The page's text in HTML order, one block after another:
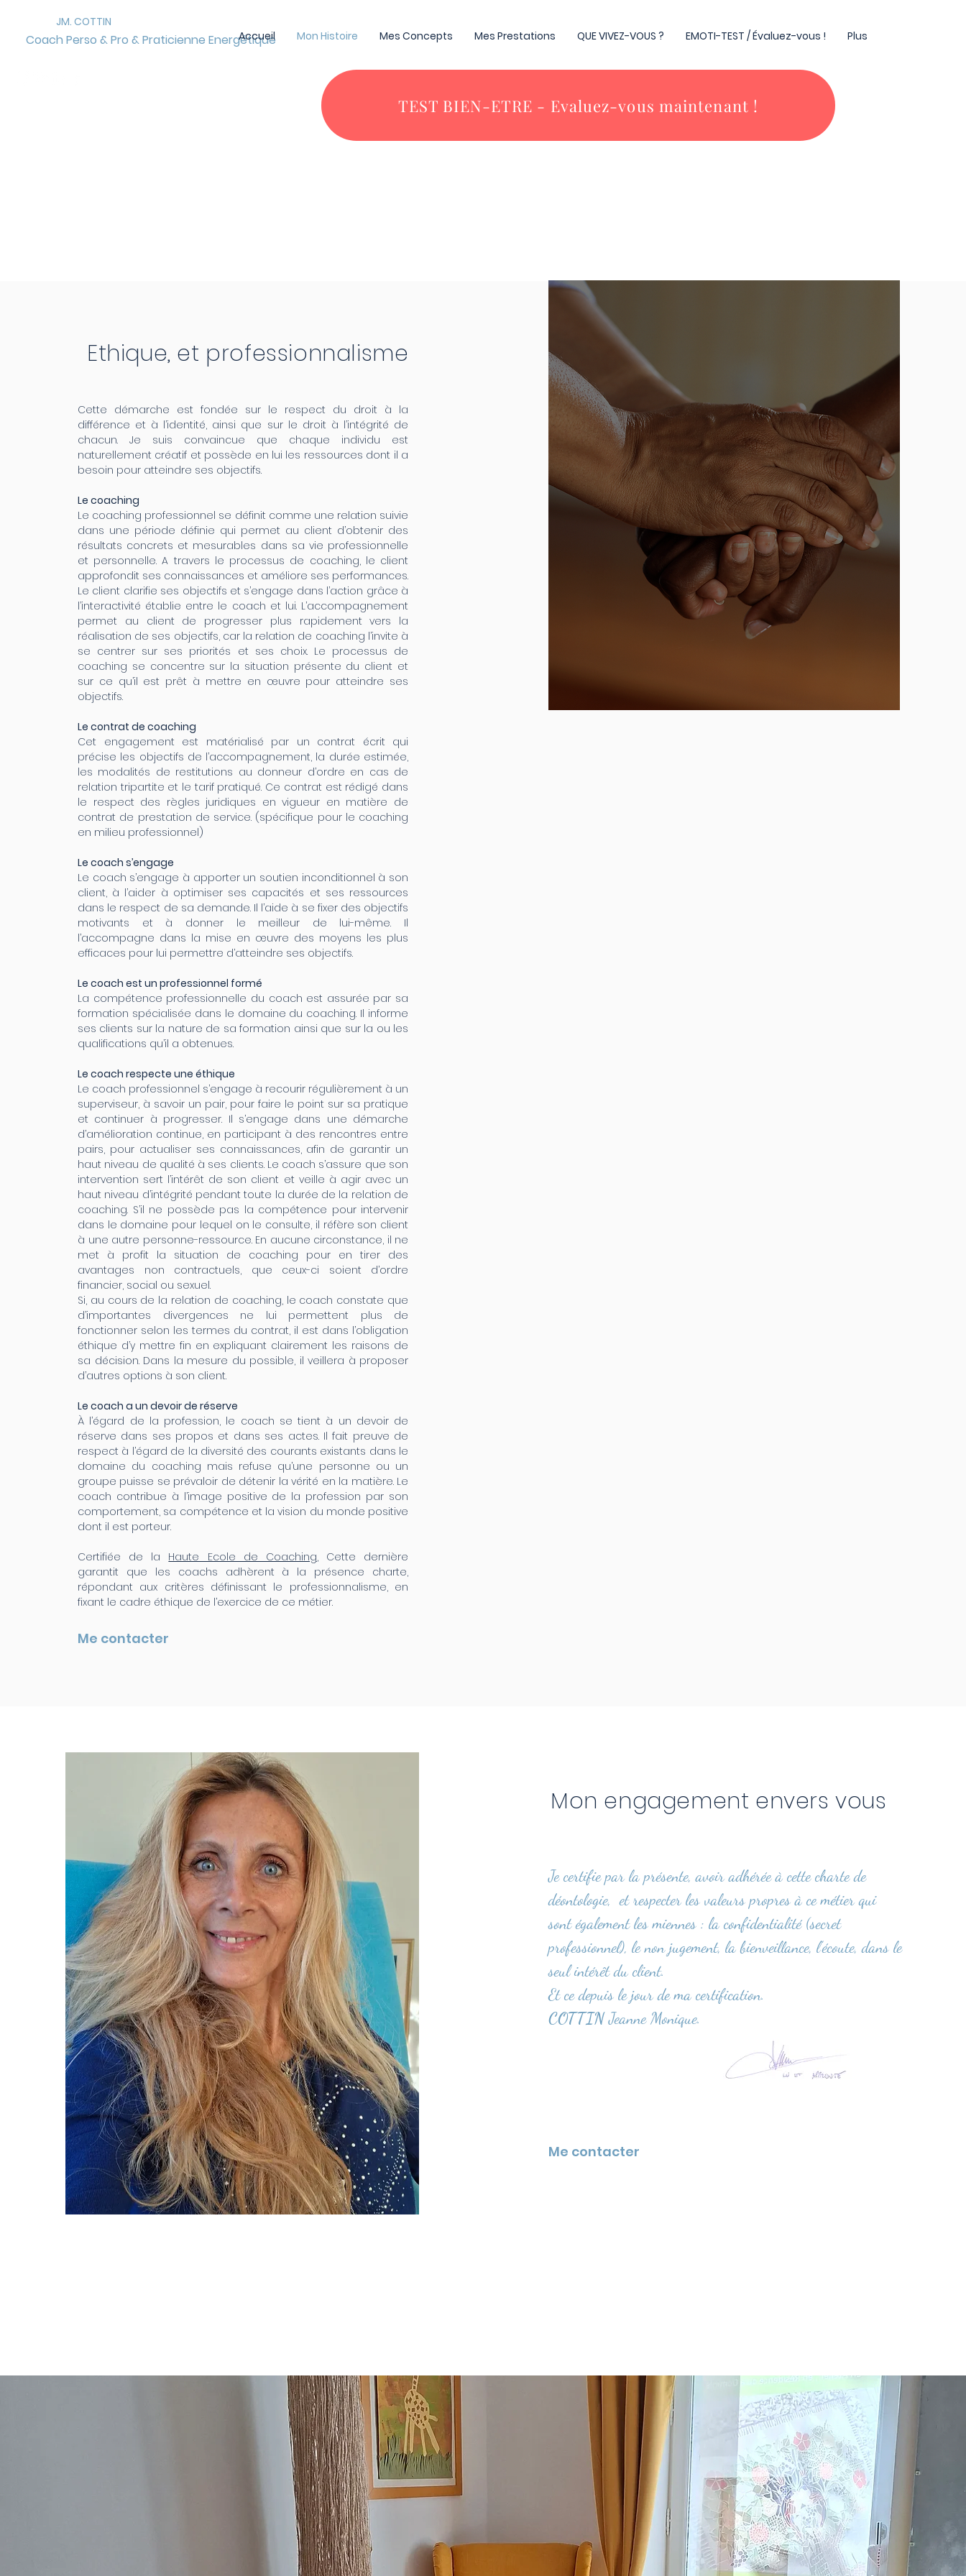
JM. COTTIN
Coach Perso & Pro & Praticienne Energétique
Accueil Mon Histoire Mes Concepts Mes Prestations QUE VIVEZ-VOUS ? EMOTI-TEST / Évaluez-vous ! Plus
TEST BIEN-ETRE - Evaluez-vous maintenant !
Ethique, et professionnalisme
Cette démarche est fondée sur le respect du droit à la
différence et à l’identité, ainsi que sur le droit à l’intégrité de
chacun. Je suis convaincue que chaque individu est
naturellement créatif et possède en lui les ressources dont il a
besoin pour atteindre ses objectifs.
Le coaching
Le coaching professionnel se définit comme une relation suivie
dans une période définie qui permet au client d’obtenir des
résultats concrets et mesurables dans sa vie professionnelle
et personnelle. A travers le processus de coaching, le client
approfondit ses connaissances et améliore ses performances.
Le client clarifie ses objectifs et s’engage dans l’action grâce à
l’interactivité établie entre le coach et lui. L’accompagnement
permet au client de progresser plus rapidement vers la
réalisation de ses objectifs, car la relation de coaching l’invite à
se centrer sur ses priorités et ses choix. Le processus de
coaching se concentre sur la situation présente du client et
sur ce qu’il est prêt à mettre en œuvre pour atteindre ses
objectifs.
Le contrat de coaching
Cet engagement est matérialisé par un contrat écrit qui
précise les objectifs de l’accompagnement, la durée estimée,
les modalités de restitutions au donneur d’ordre en cas de
relation tripartite et le tarif pratiqué. Ce contrat est rédigé dans
le respect des règles juridiques en vigueur en matière de
contrat de prestation de service. (spécifique pour le coaching
en milieu professionnel)
Le coach s’engage
Le coach s’engage à apporter un soutien inconditionnel à son
client, à l’aider à optimiser ses capacités et ses ressources
dans le respect de sa demande. Il l’aide à se fixer des objectifs
motivants et à donner le meilleur de lui-même. Il
l’accompagne dans la mise en œuvre des moyens les plus
efficaces pour lui permettre d’atteindre ses objectifs.
Le coach est un professionnel formé
La compétence professionnelle du coach est assurée par sa
formation spécialisée dans le domaine du coaching. Il informe
ses clients sur la nature de sa formation ainsi que sur la ou les
qualifications qu’il a obtenues.
Le coach respecte une éthique
Le coach professionnel s’engage à recourir régulièrement à un
superviseur, à savoir un pair, pour faire le point sur sa pratique
et continuer à progresser. Il s’engage dans une démarche
d’amélioration continue, en participant à des rencontres entre
pairs, pour actualiser ses connaissances, afin de garantir un
haut niveau de qualité à ses clients. Le coach s’assure que son
intervention sert l’intérêt de son client et veille à agir avec un
haut niveau d’intégrité pendant toute la durée de la relation de
coaching. S’il ne possède pas la compétence pour intervenir
dans le domaine pour lequel on le consulte, il réfère son client
à une autre personne-ressource. En aucune circonstance, il ne
met à profit la situation de coaching pour en tirer des
avantages non contractuels, que ceux-ci soient d’ordre
financier, social ou sexuel.
Si, au cours de la relation de coaching, le coach constate que
d’importantes divergences ne lui permettent plus de
fonctionner selon les termes du contrat, il est dans l’obligation
éthique d’y mettre fin en expliquant clairement les raisons de
sa décision. Dans la mesure du possible, il veillera à proposer
d’autres options à son client.
Le coach a un devoir de réserve
À l’égard de la profession, le coach se tient à un devoir de
réserve dans ses propos et dans ses actes. Il fait preuve de
respect à l’égard de la diversité des courants existants dans le
domaine du coaching mais refuse qu’une personne ou un
groupe puisse se prévaloir de détenir la vérité en la matière. Le
coach contribue à l’image positive de la profession par son
comportement, sa compétence et la vision du monde positive
dont il est porteur.
Certifiée de la Haute Ecole de Coaching, Cette dernière
garantit que les coachs adhèrent à la présence charte,
répondant aux critères définissant le professionnalisme, en
fixant le cadre éthique de l’exercice de ce métier.
Me contacter
Mon engagement envers vous
Je certifie par la présente, avoir adhérée à cette charte de
déontologie, et respecter les valeurs propres à ce métier qui
sont également les miennes : la confidentialité (secret
professionnel), le non jugement, la bienveillance, l’écoute, dans le
seul intérêt du client.
Et ce depuis le jour de ma certification.
COTTINJeanne Monique.
Me contacter